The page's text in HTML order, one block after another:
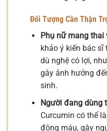
Đối Tượng Cần Thận
Phụ nữ mang thai
khảo ý kiến bác
dù nghệ có lợi,
gây ảnh hưởng
sinh.
Người đang dùng
Curcumin có thể
đông máu, gây